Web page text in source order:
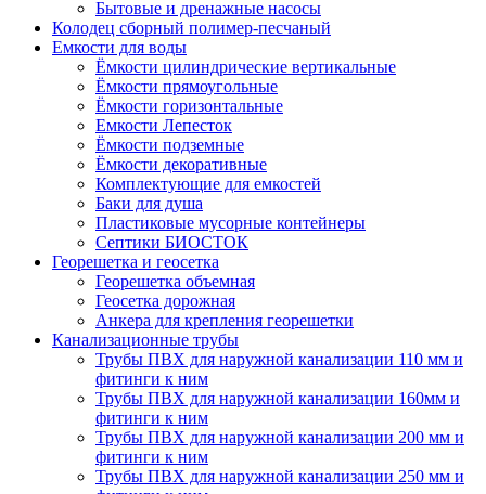
Бытовые и дренажные насосы
Колодец сборный полимер-песчаный
Емкости для воды
Ёмкости цилиндрические вертикальные
Ёмкости прямоугольные
Ёмкости горизонтальные
Емкости Лепесток
Ёмкости подземные
Ёмкости декоративные
Комплектующие для емкостей
Баки для душа
Пластиковые мусорные контейнеры
Септики БИОСТОК
Георешетка и геосетка
Георешетка объемная
Геосетка дорожная
Анкера для крепления георешетки
Канализационные трубы
Трубы ПВХ для наружной канализации 110 мм и
фитинги к ним
Трубы ПВХ для наружной канализации 160мм и
фитинги к ним
Трубы ПВХ для наружной канализации 200 мм и
фитинги к ним
Трубы ПВХ для наружной канализации 250 мм и